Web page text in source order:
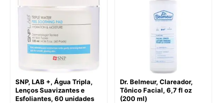
SNP, LAB +, Água Tripla,
Lenços Suavizantes e
Esfoliantes, 60 unidades
Dr. Belmeur, Clareador,
Tônico Facial, 6,7 fl oz
(200 ml)